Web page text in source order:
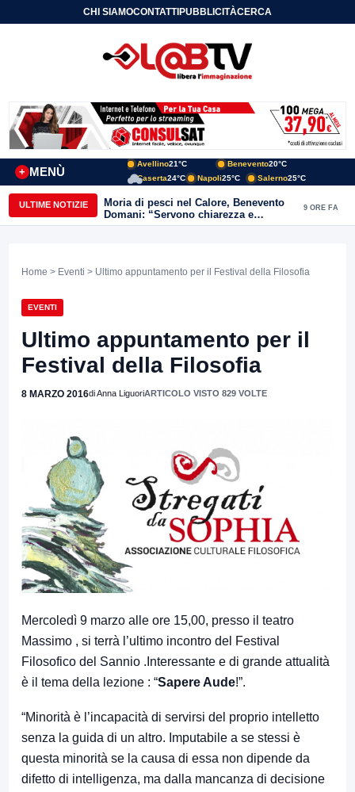
CHI SIAMOCONTATTIPUBBLICITÀCERCA
MENÙ
+
Avellino21°C Benevento20°C
Caserta24°C Napoli25°C Salerno25°C
ULTIME NOTIZIE
Moria di pesci nel Calore, Benevento
Domani: “Servono chiarezza e
approfondimenti sulla gestione
9 ORE FA
Home > Eventi > Ultimo appuntamento per il Festival della Filosofia
EVENTI
Ultimo appuntamento per il
Festival della Filosofia
8 MARZO 2016di Anna LiguoriARTICOLO VISTO 829 VOLTE
Mercoledì 9 marzo alle ore 15,00, presso il teatro
Massimo , si terrà l’ultimo incontro del Festival
Filosofico del Sannio .Interessante e di grande attualità
è il tema della lezione : “Sapere Aude!”.
“Minorità è l’incapacità di servirsi del proprio intelletto
senza la guida di un altro. Imputabile a se stessi è
questa minorità se la causa di essa non dipende da
difetto di intelligenza, ma dalla mancanza di decisione